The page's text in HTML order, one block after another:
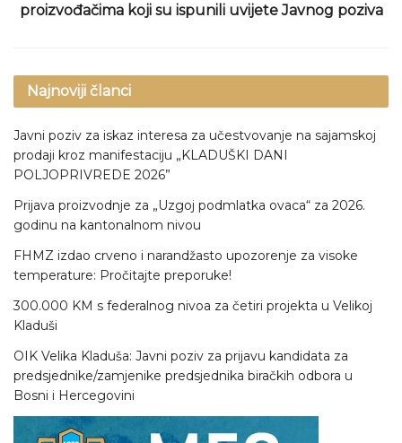
proizvođačima koji su ispunili uvijete Javnog poziva
Najnoviji članci
Javni poziv za iskaz interesa za učestvovanje na sajamskoj
prodaji kroz manifestaciju „KLADUŠKI DANI
POLJOPRIVREDE 2026”
Prijava proizvodnje za „Uzgoj podmlatka ovaca“ za 2026.
godinu na kantonalnom nivou
FHMZ izdao crveno i narandžasto upozorenje za visoke
temperature: Pročitajte preporuke!
300.000 KM s federalnog nivoa za četiri projekta u Velikoj
Kladuši
OIK Velika Kladuša: Javni poziv za prijavu kandidata za
predsjednike/zamjenike predsjednika biračkih odbora u
Bosni i Hercegovini